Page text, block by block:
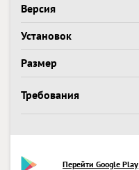
Версия
Установок
Размер
Требования
Перейти Google Play